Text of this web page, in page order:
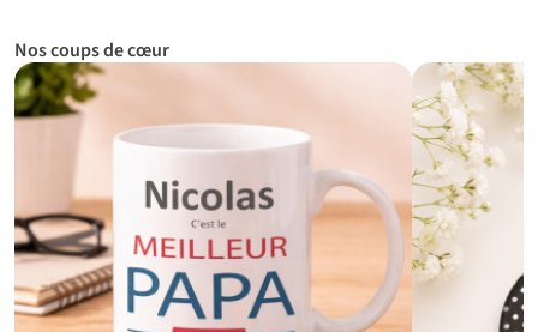
Nos coups de cœur